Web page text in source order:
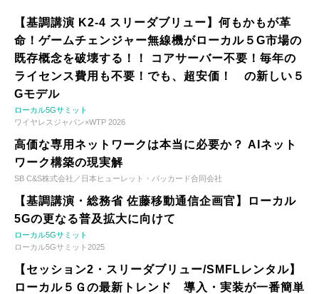
【基調講演 K2-4 スリーダブリュー】何もかもが革
命！ゲームチェンジャー無線機がローカル５G市場の
既存概念を破壊する！！ コアサーバー不要！毎年の
ライセンス費用も不要！でも、超安価！ の新しい５
Gモデル
ローカル5Gサミット
ワイヤレスジャパン×WTP 2026
高価な専用ネットワークは本当に必要か？ AIネット
ワーク構築の現実解
SB C&S株式会社／日本ヒューレット・パッカード合同会社
【基調講演・総務省 佐藤移動通信企画官】ローカル
5Gの更なる普及拡大に向けて
ローカル5Gサミット
ローカル5Gサミット2025
【セッション2・スリーダブリュー/SMFLレンタル】
ローカル５Ｇの最新トレンド 導入・実装が一番簡単